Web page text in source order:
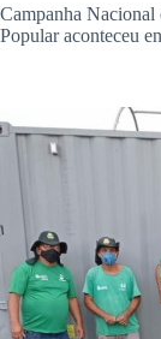
Campanha
Popular aconteceu